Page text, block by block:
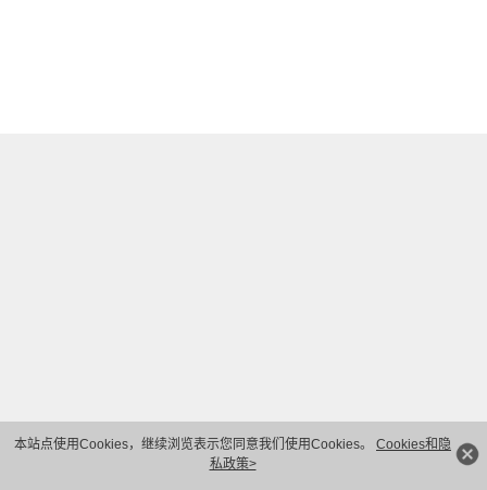
本站点使用Cookies，继续浏览表示您同意我们使用Cookies。 Cookies和隐
私政策>